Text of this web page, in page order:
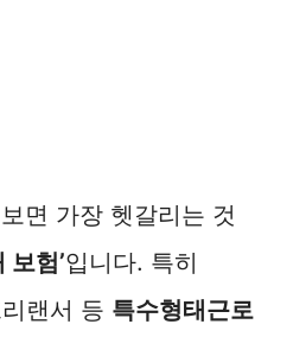
면 가장 헷갈리는 것
보험’입니다. 특히
랜서 등 특수형태근로